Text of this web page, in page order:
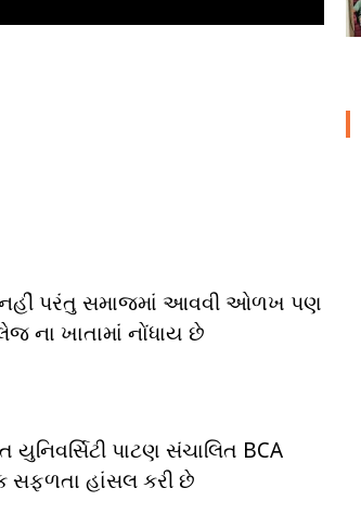
પરંતુ સમાજમાં આવવી ઓળખ પણ
ના ખાતામાં નોંધાય છે
યુનિવર્સિટી પાટણ સંચાલિત BCA
સફળતા હાંસલ કરી છે